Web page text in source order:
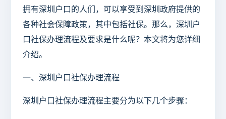
拥有深圳户口的人们，可以享受到深圳政府提供的
各种社会保障政策，其中包括社保。那么，深圳户
口社保办理流程及要求是什么呢？本文将为您详细
介绍。
一、深圳户口社保办理流程
深圳户口社保办理流程主要分为以下几个步骤：